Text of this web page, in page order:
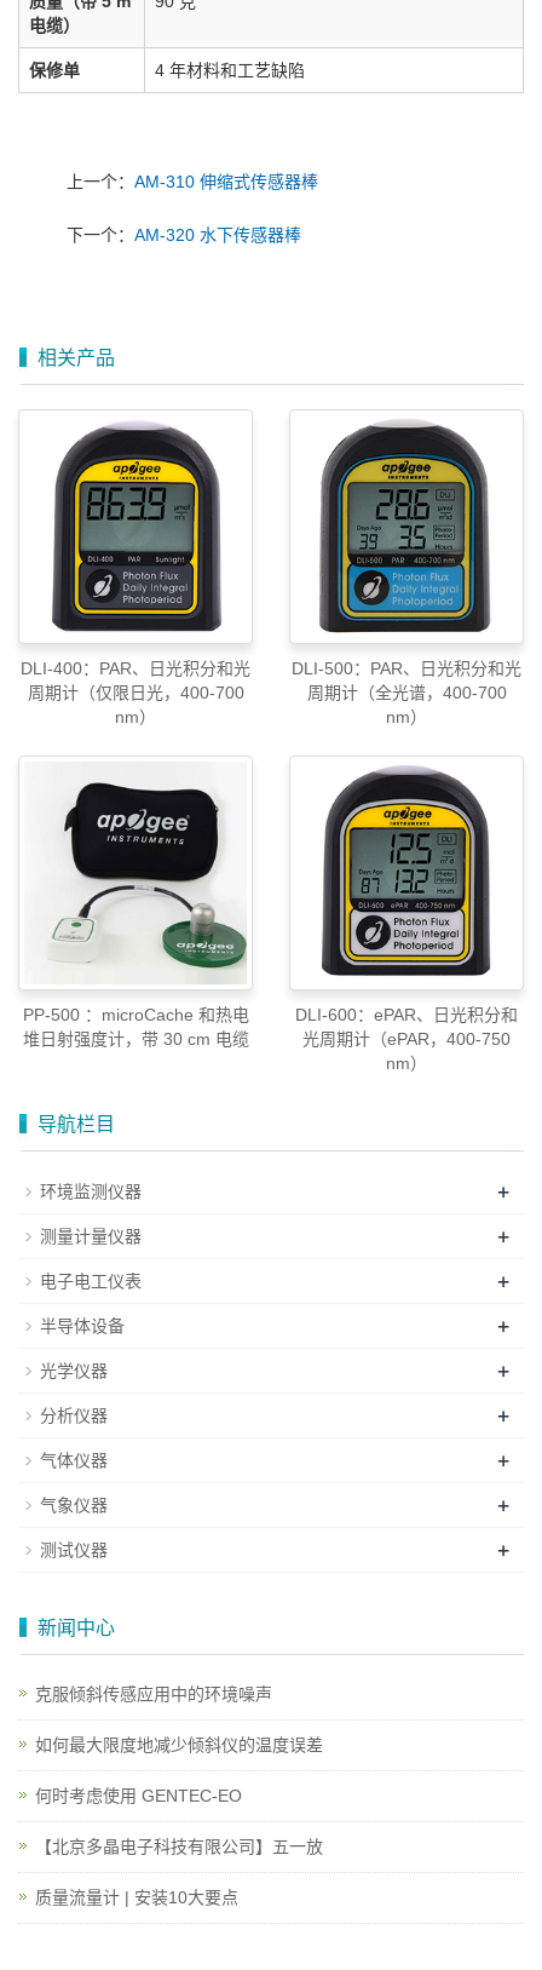
电缆）
保修单 4 年材料和工艺缺陷
上一个： AM-310 伸缩式传感器棒
下一个： AM-320 水下传感器棒
相关产品
DLI-400：PAR、日光积分和光
周期计（仅限日光，400-700
nm）
DLI-500：PAR、日光积分和光
周期计（全光谱，400-700
nm）
PP-500 ：microCache 和热电
堆日射强度计，带 30 cm 电缆
DLI-600：ePAR、日光积分和
光周期计（ePAR，400-750
nm）
导航栏目
环境监测仪器 +
测量计量仪器 +
电子电工仪表 +
半导体设备 +
光学仪器 +
分析仪器 +
气体仪器 +
气象仪器 +
测试仪器 +
新闻中心
克服倾斜传感应用中的环境噪声
如何最大限度地减少倾斜仪的温度误差
何时考虑使用 GENTEC-EO
【北京多晶电子科技有限公司】五一放
质量流量计 | 安装10大要点